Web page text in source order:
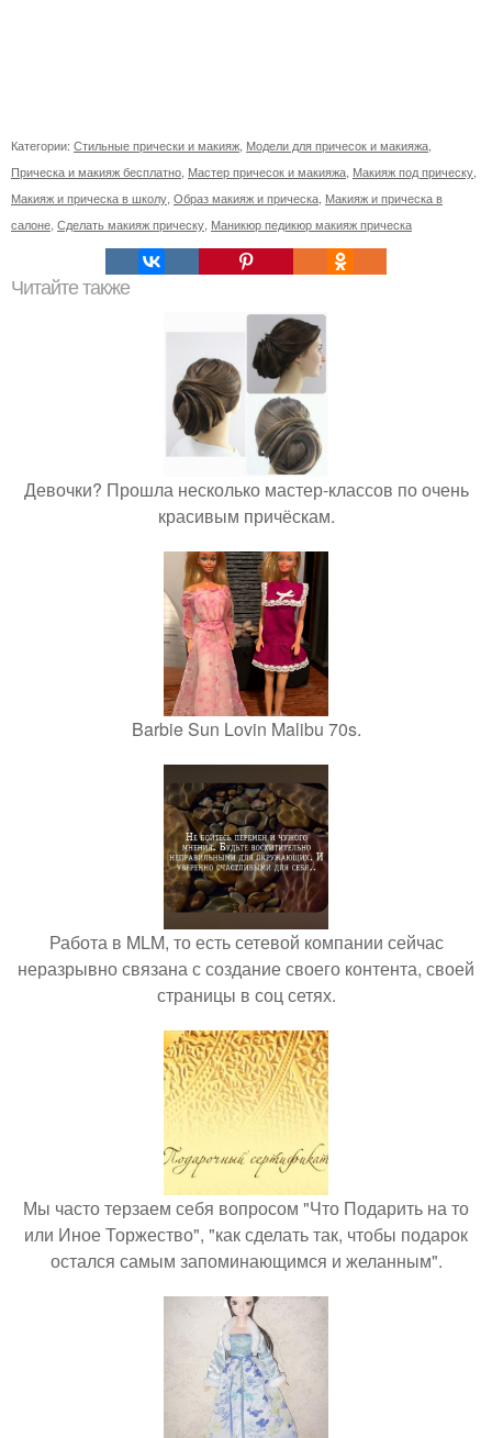
Категории: Стильные прически и макияж Модели для причесок и макияжа
Прическа и макияж бесплатно Мастер причесок и макияжа Макияж под прическу
Макияж и прическа в школу Образ макияж и прическа Макияж и прическа в
салоне Сделать макияж прическу Маникюр педикюр макияж прическа
Читайте также
Девочки? Прошла несколько мастер-классов по очень
красивым причёскам.
Barbie Sun Lovin Malibu 70s.
Работа в MLM, то есть сетевой компании сейчас
неразрывно связана с создание своего контента, своей
страницы в соц сетях.
Мы часто терзаем себя вопросом "Что Подарить на то
или Иное Торжество", "как сделать так, чтобы подарок
остался самым запоминающимся и желанным".